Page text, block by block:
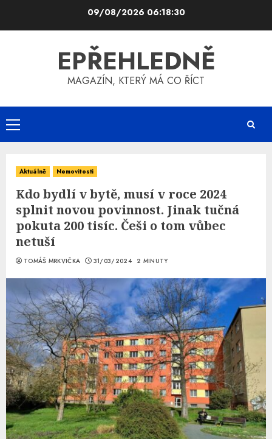
09/08/2026 06:18:30
EPŘEHLEDNĚ
MAGAZÍN, KTERÝ MÁ CO ŘÍCT
Primary
Menu
Aktuálně Nemovitosti
Kdo bydlí v bytě, musí v roce 2024
splnit novou povinnost. Jinak tučná
pokuta 200 tisíc. Češi o tom vůbec
netuší
TOMÁŠ MRKVIČKA 31/03/2024 2 MINUTY